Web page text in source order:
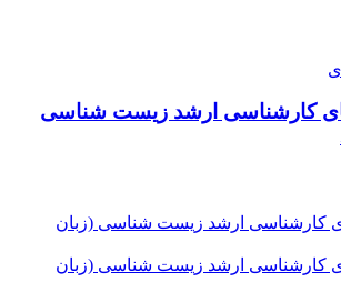
کارشناسی ارشد زیست شناسی